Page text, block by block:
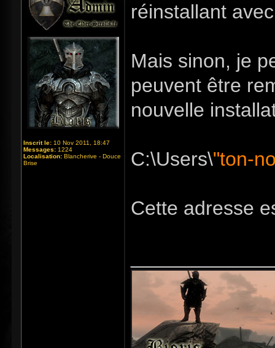
Inscrit le: 10 Nov 2011, 18:47
Messages: 1224
Localisation: Blancherive - Douce
Brise
réinstallant
Mais sinon, je
peuvent être
nouvelle
C:\Users\"ton-
Cette adresse